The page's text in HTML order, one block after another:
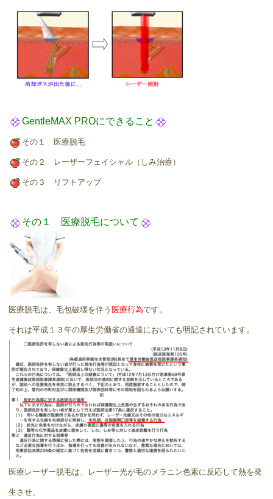
GentleMAX PROにできること
その１ 医療脱毛
その２ レーザーフェイシャル（しみ治療）
その３ リフトアップ
その１ 医療脱毛について
医療脱毛は、毛包破壊を伴う 医療行為です。
それは平成１３年の厚生労働省の通達においても明記されています。
医療レーザー脱毛は、レーザー光が毛のメラニン色素に反応して熱を発
生させ、